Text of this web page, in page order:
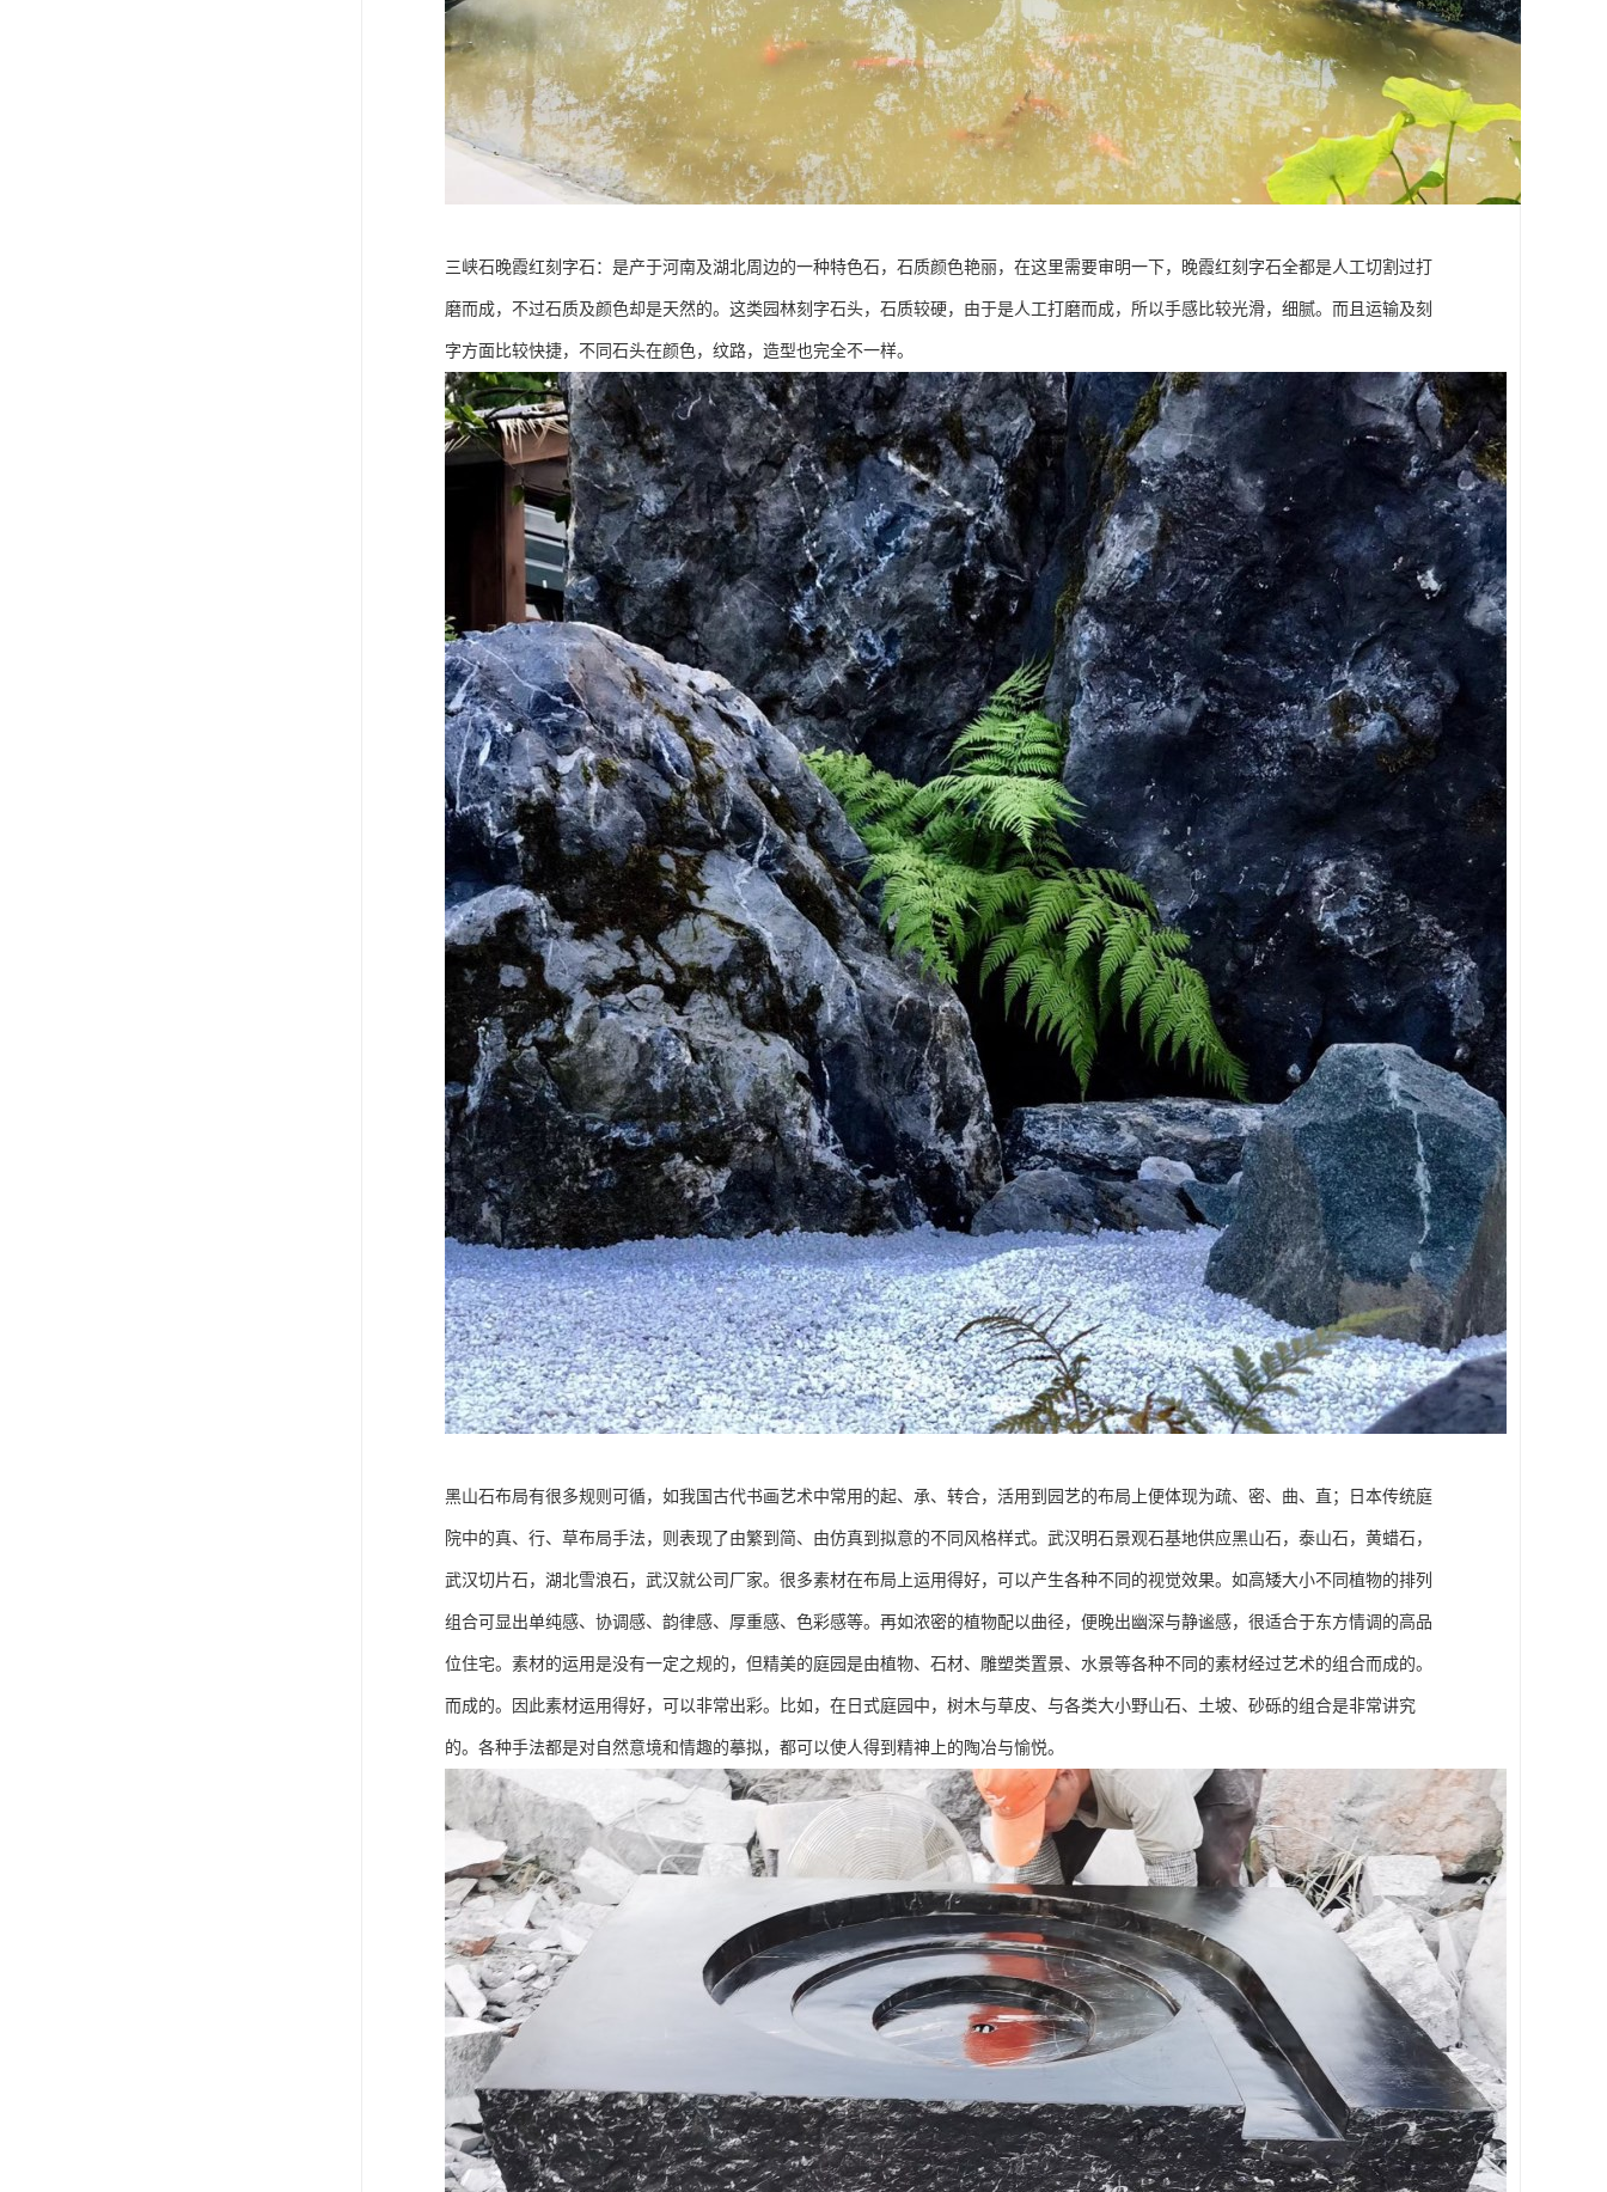
三峡石晚霞红刻字石：是产于河南及湖北周边的一种特色石，石质颜色艳丽，在这里需要审明一下，晚霞红刻字石全都是人工切割过打
磨而成，不过石质及颜色却是天然的。这类园林刻字石头，石质较硬，由于是人工打磨而成，所以手感比较光滑，细腻。而且运输及刻
字方面比较快捷，不同石头在颜色，纹路，造型也完全不一样。
黑山石布局有很多规则可循，如我国古代书画艺术中常用的起、承、转合，活用到园艺的布局上便体现为疏、密、曲、直；日本传统庭
院中的真、行、草布局手法，则表现了由繁到简、由仿真到拟意的不同风格样式。武汉明石景观石基地供应黑山石，泰山石，黄蜡石，
武汉切片石，湖北雪浪石，武汉就公司厂家。很多素材在布局上运用得好，可以产生各种不同的视觉效果。如高矮大小不同植物的排列
组合可显出单纯感、协调感、韵律感、厚重感、色彩感等。再如浓密的植物配以曲径，便晚出幽深与静谧感，很适合于东方情调的高品
位住宅。素材的运用是没有一定之规的，但精美的庭园是由植物、石材、雕塑类置景、水景等各种不同的素材经过艺术的组合而成的。
而成的。因此素材运用得好，可以非常出彩。比如，在日式庭园中，树木与草皮、与各类大小野山石、土坡、砂砾的组合是非常讲究
的。各种手法都是对自然意境和情趣的摹拟，都可以使人得到精神上的陶冶与愉悦。